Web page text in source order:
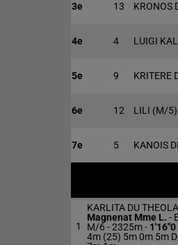
3e 13 KRONOS
4e 4 LUIGI
5e 9 KRITERE
6e 12 LILI (M/5)
7e 5 KANOIS
1
KARLITA DU
Magnenat Mme L. -
M/6 - 2325m- 1'16"0
4m (25) 5m 0m 5m